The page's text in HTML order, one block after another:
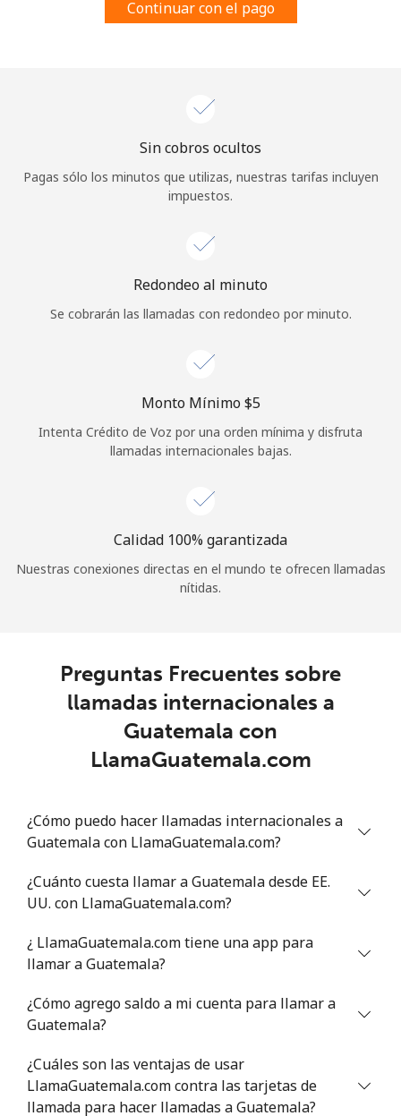
¡Hola!
Inicia sesión oREGÍSTRATE →
¿Olvidaste tu contraseña? →
Continuar con
Continuar con el pago
Sin cobros ocultos
Pagas sólo los minutos que utilizas, nuestras tarifas incluyen
impuestos.
Redondeo al minuto
Se cobrarán las llamadas con redondeo por minuto.
Monto Mínimo ⁦$5⁩
Intenta Crédito de Voz por una orden mínima y disfruta
llamadas internacionales bajas.
Calidad 100% garantizada
Nuestras conexiones directas en el mundo te ofrecen llamadas
nítidas.
Preguntas Frecuentes sobre
llamadas internacionales a
Guatemala con
LlamaGuatemala.com
¿Cómo puedo hacer llamadas internacionales a
Guatemala con LlamaGuatemala.com?
¿Cuánto cuesta llamar a Guatemala desde EE.
UU. con LlamaGuatemala.com?
¿ LlamaGuatemala.com tiene una app para
llamar a Guatemala?
¿Cómo agrego saldo a mi cuenta para llamar a
Guatemala?
¿Cuáles son las ventajas de usar
LlamaGuatemala.com contra las tarjetas de
llamada para hacer llamadas a Guatemala?